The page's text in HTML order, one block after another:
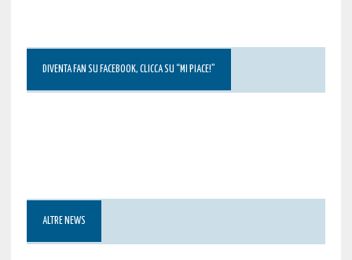
DIVENTA FAN SU FACEBOOK, CLICCA SU “MI PIACE!”
ALTRE NEWS